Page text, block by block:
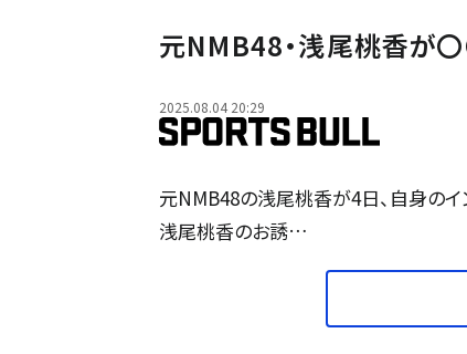
元NMB48・浅尾桃香が〇
2025.08.04 20:29
元NMB48の浅尾桃香が4日、自身のイ
浅尾桃香のお誘…